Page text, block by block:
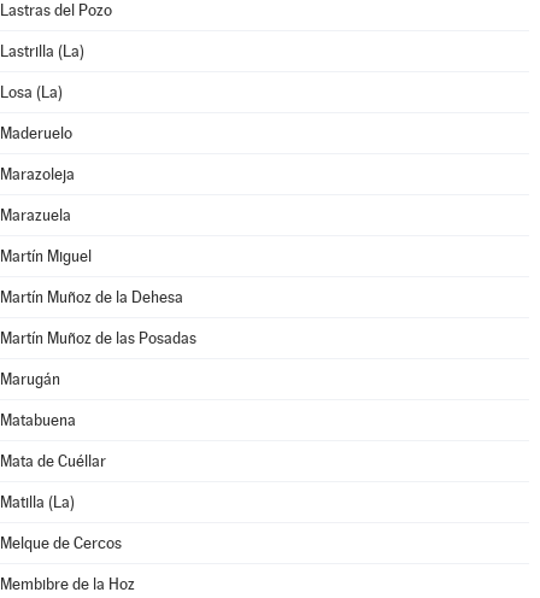
Lastras del Pozo
Lastrilla (La)
Losa (La)
Maderuelo
Marazoleja
Marazuela
Martín Miguel
Martín Muñoz de la Dehesa
Martín Muñoz de las Posadas
Marugán
Matabuena
Mata de Cuéllar
Matilla (La)
Melque de Cercos
Membibre de la Hoz